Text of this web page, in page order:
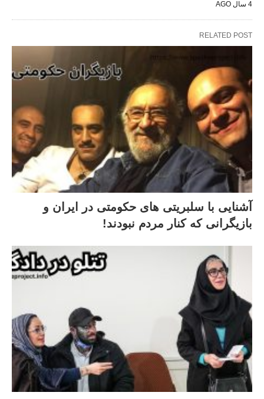
4 سال AGO
RELATED POST
آشنایی با سلبریتی های حکومتی در ایران و
بازیگرانی که کنار مردم نبودند!